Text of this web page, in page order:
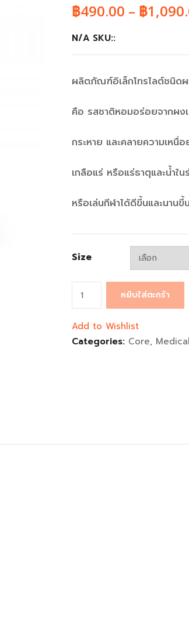
฿490.00 – ฿
N/A SKU::
ผลิตภัณฑ์อิเล็กโทรไลต์ชนิด
คือ รสชาติหอมอร่อยจากผง
กระหาย และคลายความเหนื่
เกลือแร่ หรือแร่ธาตุและน้ำใ
หรือเล่นกีฬาได้ดีขึ้นและนานขึ้
Size
หยิบใส่ตะกร้า
Add to Wishlist
Categories: Core,